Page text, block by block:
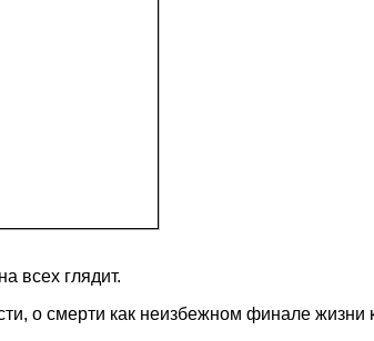
всех глядит.
о смерти как неизбежном финале жизни